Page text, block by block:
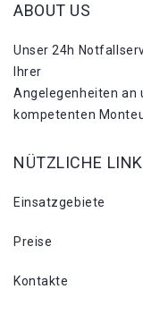
ABOUT US
Unser 24h
Ihrer
Angelegenheiten an
kompetenten
NÜTZLICHE
Einsatzgebiete
Preise
Kontakte